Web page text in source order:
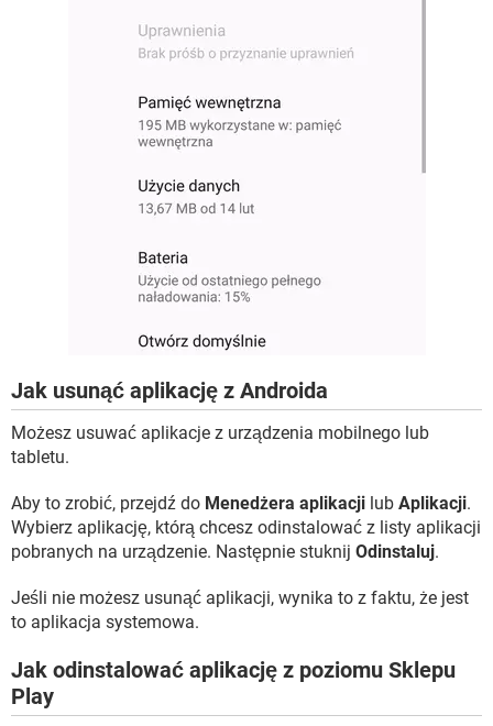
Jak usunąć aplikację z Androida
Możesz usuwać aplikacje z urządzenia mobilnego lub
tabletu.
Aby to zrobić, przejdź do Menedżera aplikacji lub Aplikacji.
Wybierz aplikację, którą chcesz odinstalować z listy aplikacji
pobranych na urządzenie. Następnie stuknij Odinstaluj.
Jeśli nie możesz usunąć aplikacji, wynika to z faktu, że jest
to aplikacja systemowa.
Jak odinstalować aplikację z poziomu Sklepu
Play